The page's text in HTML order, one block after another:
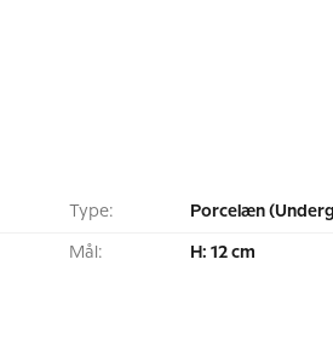
Type: Porcelæn
Mål: H: 12 cm